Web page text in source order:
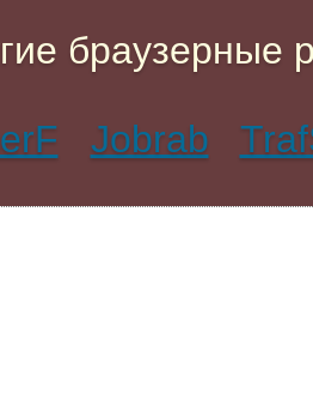
браузерные
Jobrab